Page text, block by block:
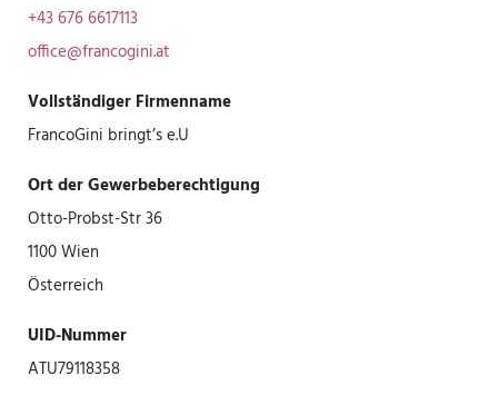
+43 676 6617113
office@francogini.at
Vollständiger Firmenname
FrancoGini bringt’s e.U
Ort der Gewerbeberechtigung
Otto-Probst-Str 36
1100 Wien
Österreich
UID-Nummer
ATU79118358